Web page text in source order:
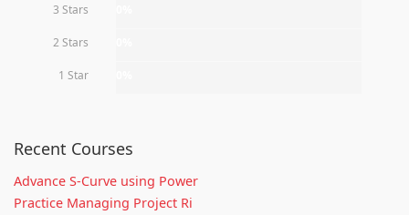
3 Stars
2 Stars
1 Star
Recent Courses
Advance S-Curve using Power
Practice Managing Project Ri